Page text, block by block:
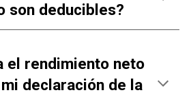
son deducibles?
el rendimiento neto
declaración de la